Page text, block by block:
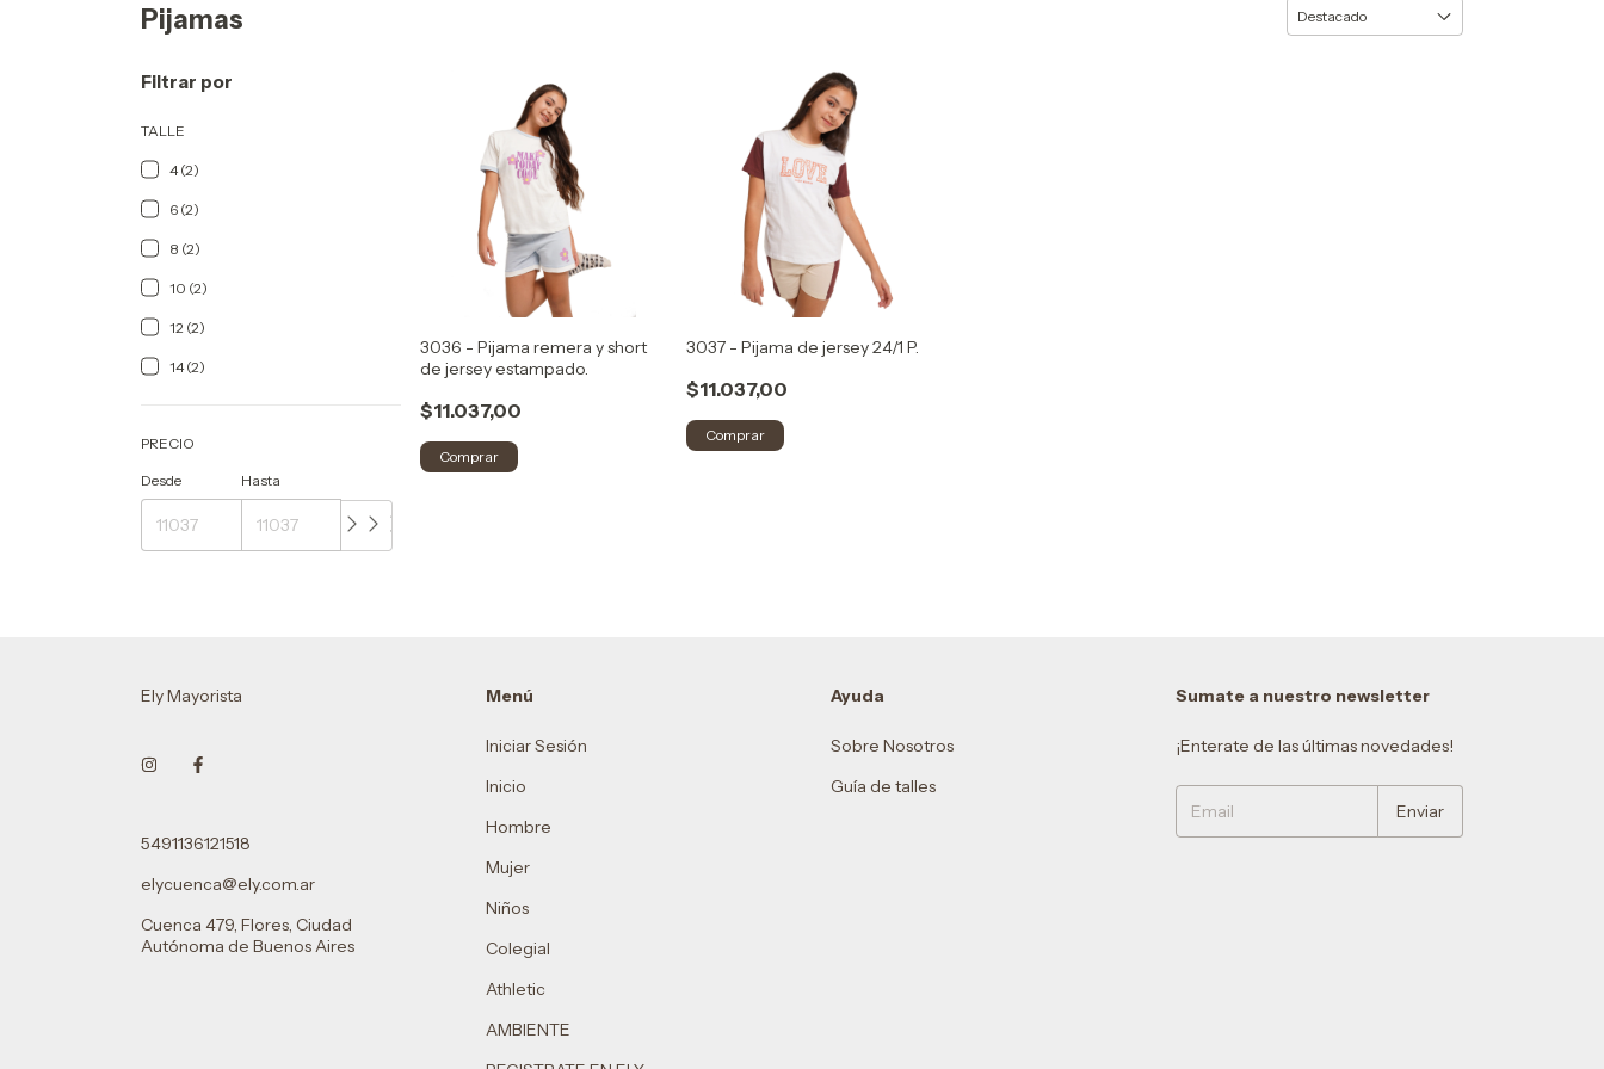
Pijamas
Filtrar por
TALLE
4 (2)
6 (2)
8 (2)
10 (2)
12 (2)
14 (2)
PRECIO
Desde Hasta
3036 - Pijama remera y short
de jersey estampado.
$11.037,00
Comprar
3037 - Pijama de jersey 24/1 P.
$11.037,00
Comprar
Ely Mayorista
5491136121518
elycuenca@ely.com.ar
Cuenca 479, Flores, Ciudad
Autónoma de Buenos Aires
Menú
Iniciar Sesión
Inicio
Hombre
Mujer
Niños
Colegial
Athletic
AMBIENTE
Ayuda
Sobre Nosotros
Guía de talles
Sumate a nuestro newsletter
¡Enterate de las últimas novedades!